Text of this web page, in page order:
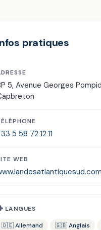
pratiques
5, Avenue Georges
5 58 72 12 11
WEB
LANGUES
🇩🇪 Allemand 🇬🇧 Anglais